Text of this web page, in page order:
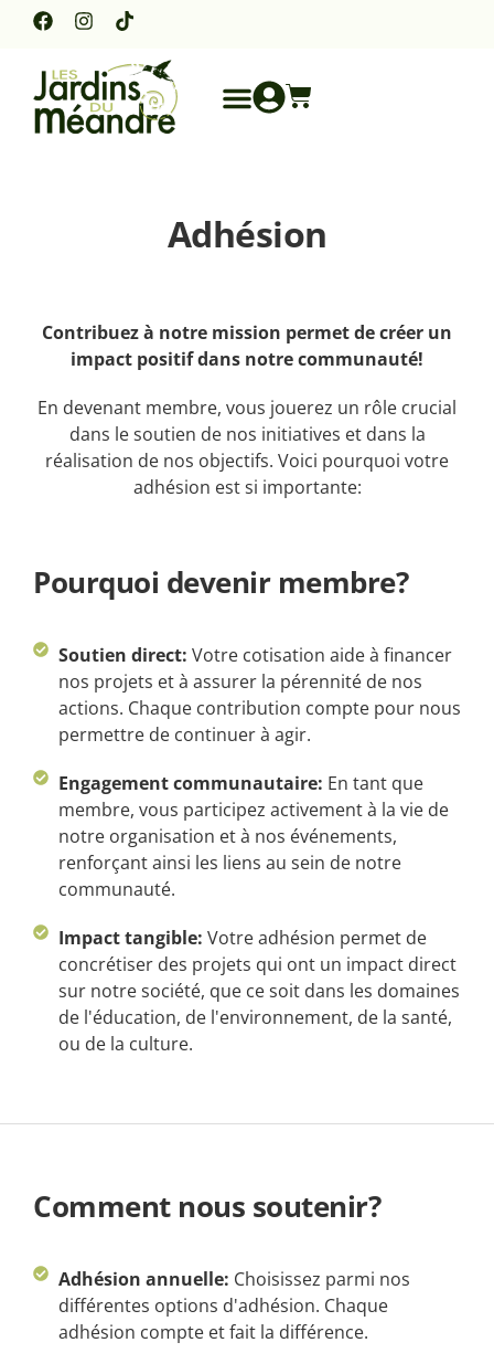
Adhésion
Contribuez à notre mission permet de créer un
impact positif dans notre communauté!
En devenant membre, vous jouerez un rôle crucial
dans le soutien de nos initiatives et dans la
réalisation de nos objectifs. Voici pourquoi votre
adhésion est si importante:
Pourquoi devenir membre?
Soutien direct: Votre cotisation aide à financer
nos projets et à assurer la pérennité de nos
actions. Chaque contribution compte pour nous
permettre de continuer à agir.
Engagement communautaire: En tant que
membre, vous participez activement à la vie de
notre organisation et à nos événements,
renforçant ainsi les liens au sein de notre
communauté.
Impact tangible: Votre adhésion permet de
concrétiser des projets qui ont un impact direct
sur notre société, que ce soit dans les domaines
de l'éducation, de l'environnement, de la santé,
ou de la culture.
Comment nous soutenir?
Adhésion annuelle: Choisissez parmi nos
différentes options d'adhésion. Chaque
adhésion compte et fait la différence.